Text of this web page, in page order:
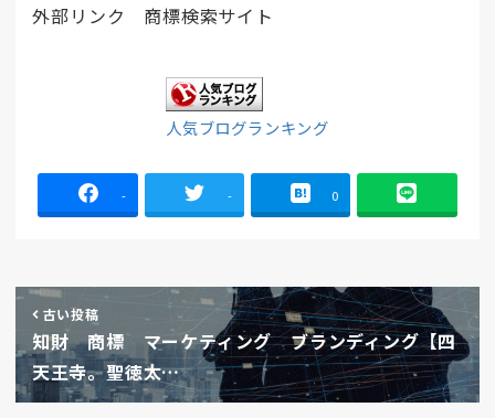
外部リンク 商標検索サイト
人気ブログランキング
- - 0
古い投稿
知財 商標 マーケティング ブランディング【四
天王寺。聖徳太…